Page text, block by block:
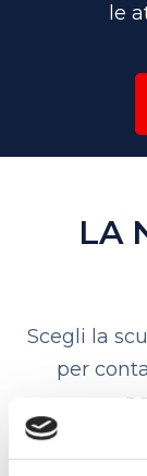
le
LA
Scegli la
per